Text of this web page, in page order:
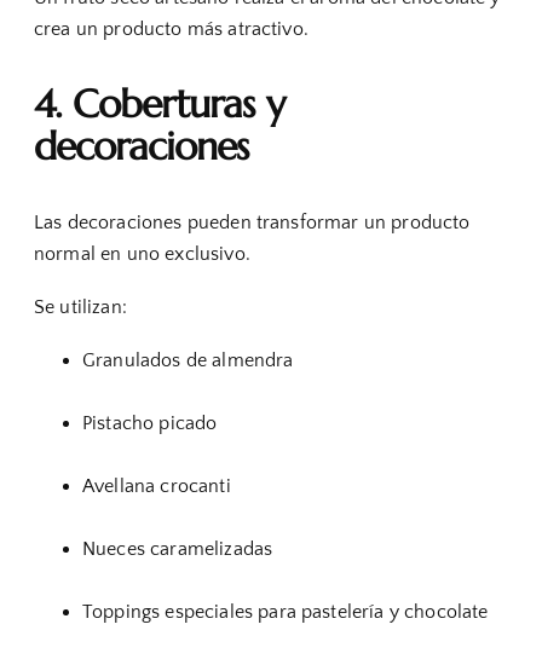
crea un producto más atractivo.
4. Coberturas y
decoraciones
Las decoraciones pueden transformar un producto
normal en uno exclusivo.
Se utilizan:
Granulados de almendra
Pistacho picado
Avellana crocanti
Nueces caramelizadas
Toppings especiales para pastelería y chocolate